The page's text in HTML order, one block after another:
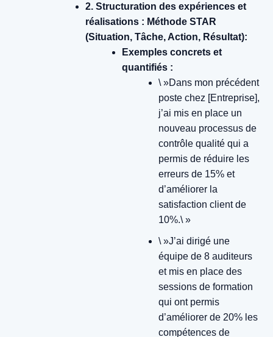
2. Structuration des expériences et
réalisations : Méthode STAR
(Situation, Tâche, Action, Résultat):
Exemples concrets et
quantifiés :
\ »Dans mon précédent
poste chez [Entreprise],
j’ai mis en place un
nouveau processus de
contrôle qualité qui a
permis de réduire les
erreurs de 15% et
d’améliorer la
satisfaction client de
10%.\ »
\ »J’ai dirigé une
équipe de 8 auditeurs
et mis en place des
sessions de formation
qui ont permis
d’améliorer de 20% les
compétences de